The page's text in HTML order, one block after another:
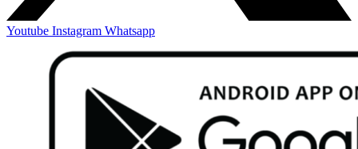
Youtube Instagram Whatsapp